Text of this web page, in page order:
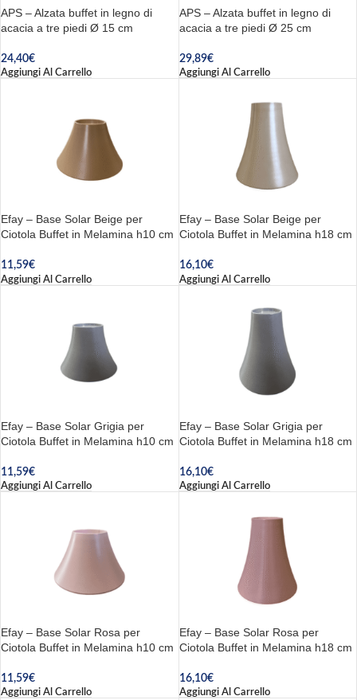
APS – Alzata buffet in legno di
acacia a tre piedi Ø 15 cm
24,40€
Aggiungi Al Carrello
APS – Alzata buffet in legno di
acacia a tre piedi Ø 25 cm
29,89€
Aggiungi Al Carrello
Efay – Base Solar Beige per
Ciotola Buffet in Melamina h10 cm
11,59€
Aggiungi Al Carrello
Efay – Base Solar Beige per
Ciotola Buffet in Melamina h18 cm
16,10€
Aggiungi Al Carrello
Efay – Base Solar Grigia per
Ciotola Buffet in Melamina h10 cm
11,59€
Aggiungi Al Carrello
Efay – Base Solar Grigia per
Ciotola Buffet in Melamina h18 cm
16,10€
Aggiungi Al Carrello
Efay – Base Solar Rosa per
Ciotola Buffet in Melamina h10 cm
11,59€
Aggiungi Al Carrello
Efay – Base Solar Rosa per
Ciotola Buffet in Melamina h18 cm
16,10€
Aggiungi Al Carrello